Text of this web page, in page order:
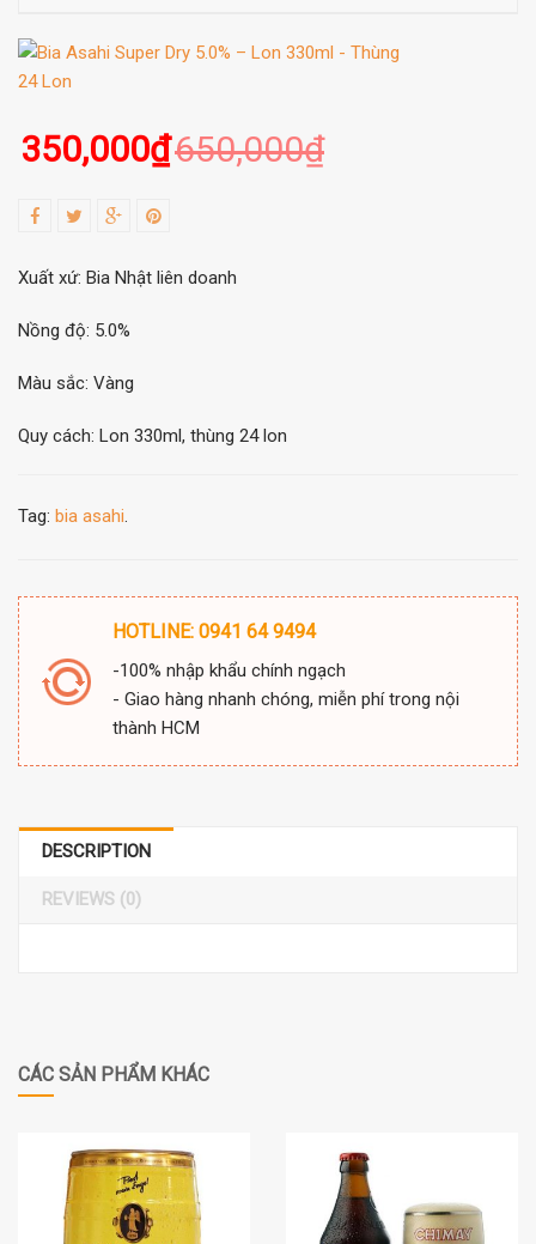
650,000₫
350,000₫
Xuất xứ: Bia Nhật liên doanh
Nồng độ: 5.0%
Màu sắc: Vàng
Quy cách: Lon 330ml, thùng 24 lon
Tag: bia asahi.
HOTLINE: 0941 64 9494
-100% nhập khẩu chính ngạch
- Giao hàng nhanh chóng, miễn phí trong nội
thành HCM
DESCRIPTION
REVIEWS (0)
CÁC SẢN PHẨM KHÁC